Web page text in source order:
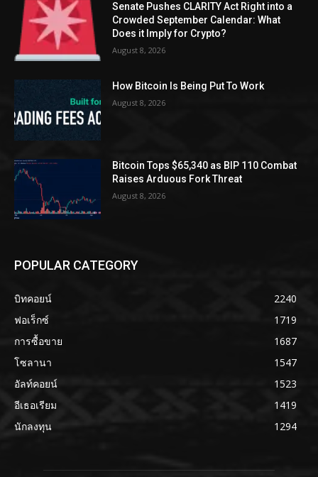
Senate Pushes CLARITY Act Right into a
Crowded September Calendar: What
Does it Imply for Crypto?
August 8, 2026
How Bitcoin Is Being Put To Work
August 8, 2026
Bitcoin Tops $65,340 as BIP 110 Combat
Raises Arduous Fork Threat
August 8, 2026
POPULAR CATEGORY
บิทคอยน์
2240
ฟอเร็กซ์
1719
การซื้อขาย
1687
โซลานา
1547
อัลท์คอยน์
1523
อีเธอเรียม
1419
นักลงทุน
1294